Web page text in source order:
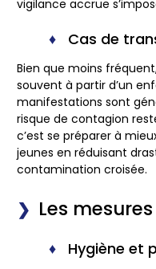
vigilance accrue
Cas de
Bien que moins
souvent à partir d’un
manifestations sont
risque de contagion
c’est se préparer à
jeunes en réduisant
contamination croisée.
Les
Hygiène et